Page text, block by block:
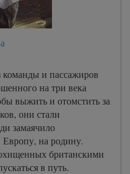
и пассажиров
на три века
выжить и отомстить за
они стали
замаячило
Европу, на родину.
британскими
в путь.